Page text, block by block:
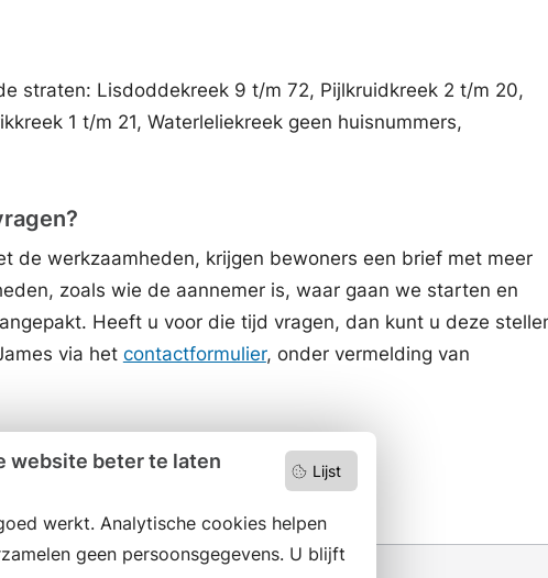
Lijst
website beter te laten
werkt. Analytische cookies helpen
geen persoonsgegevens. U blijft
straten: Lisdoddekreek 9 t/m 72, Pijlkruidkreek 2 t/m 20,
1 t/m 21, Waterleliekreek geen huisnummers,
de werkzaamheden, krijgen bewoners een brief met meer
zoals wie de aannemer is, waar gaan we starten en
Heeft u voor die tijd vragen, dan kunt u deze
via het contactformulier, onder vermelding van
2025